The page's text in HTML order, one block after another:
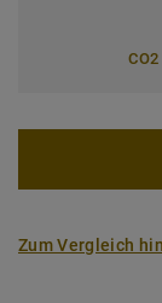
Zum Vergleich